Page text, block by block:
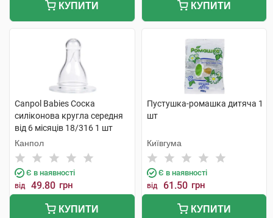
КУПИТИ КУПИТИ
Canpol Babies Соска
силіконова кругла середня
від 6 місяців 18/316 1 шт
Канпол
Є в наявності
від 49.80 грн
КУПИТИ
Пустушка-ромашка дитяча 1
шт
Київгума
Є в наявності
від 61.50 грн
КУПИТИ